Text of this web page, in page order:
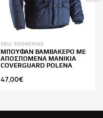
SKU: 300600142
ΜΠΟΥΦΑΝ ΒΑΜΒΑΚΕΡΟ ΜΕ
ΑΠΟΣΠΩΜΕΝΑ ΜΑΝΙΚΙΑ
COVERGUARD POLENA
47,00€